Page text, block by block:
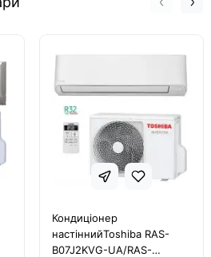
Кондиціонер
настіннийToshiba RAS-
B07J2KVG-UA/RAS-